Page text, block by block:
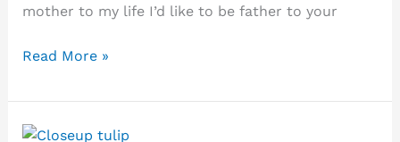
mother to my life I’d like to be father to your
summer
Read More »